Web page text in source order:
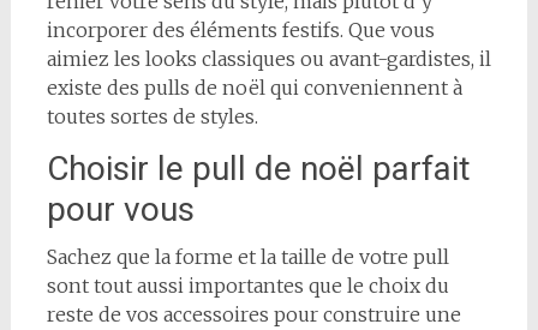
incorporer des éléments festifs. Que vous
aimiez les looks classiques ou avant-gardistes, il
existe des pulls de noël qui conveniennent à
toutes sortes de styles.
Choisir le pull de noël parfait
pour vous
Sachez que la forme et la taille de votre pull
sont tout aussi importantes que le choix du
reste de vos accessoires pour construire une